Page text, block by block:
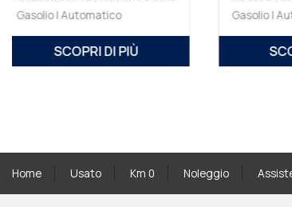
Gasolio | Automatico
SCOPRI DI PIÙ
Gasolio |
Home Usato Km 0 Noleggio